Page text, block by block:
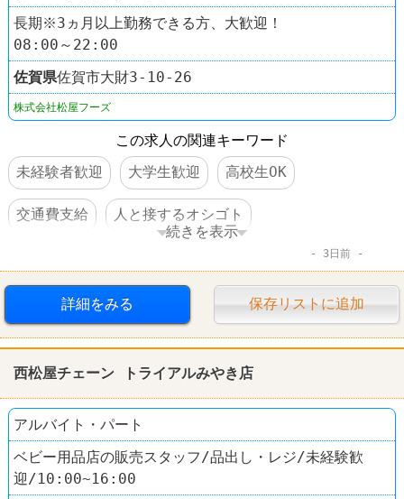
長期※3ヵ月以上勤務できる方、大歓迎！
08:00～22:00
佐賀県佐賀市大財3-10-26
株式会社松屋フーズ
この求人の関連キーワード
未経験者歓迎
大学生歓迎 高校生OK
交通費支給 人と接するオシゴト
続きを表示
3日前
詳細をみる 保存リストに追加
西松屋チェーン トライアルみやき店
アルバイト・パート
ベビー用品店の販売スタッフ/品出し・レジ/未経験歓
迎/10:00~16:00